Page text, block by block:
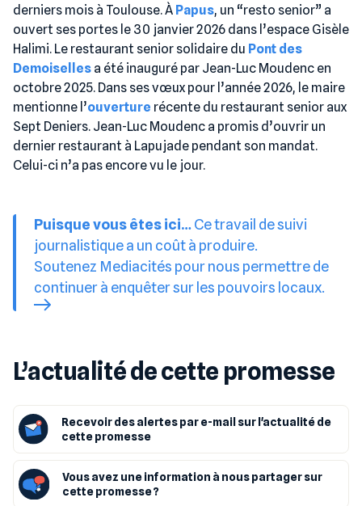
derniers mois à Toulouse. À Papus, un “resto senior” a
ouvert ses portes le 30 janvier 2026 dans l’espace Gisèle
Halimi. Le restaurant senior solidaire du Pont des
Demoiselles a été inauguré par Jean-Luc Moudenc en
octobre 2025. Dans ses vœux pour l’année 2026, le maire
mentionne l’ouverture récente du restaurant senior aux
Sept Deniers. Jean-Luc Moudenc a promis d’ouvrir un
dernier restaurant à Lapujade pendant son mandat.
Celui-ci n’a pas encore vu le jour.
Puisque vous êtes ici…Ce travail de suivi
journalistique a un coût à produire.
Soutenez Mediacités pour nous permettre de
continuer à enquêter sur les pouvoirs locaux.
L’actualité de cette promesse
Recevoir des alertes par e-mail sur l'actualité de
cette promesse
Vous avez une information à nous partager sur
cette promesse ?